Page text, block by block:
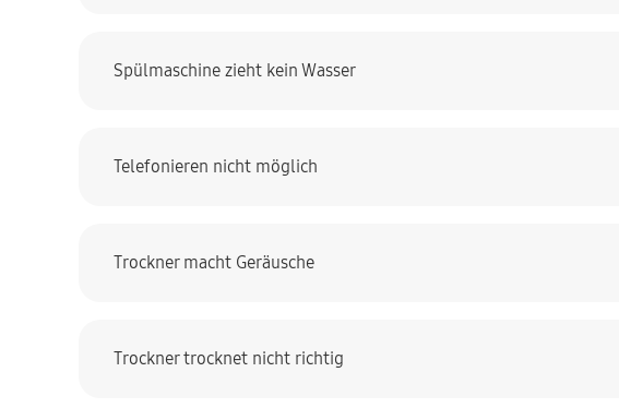
Spülmaschine zieht kein Wasser
Telefonieren nicht möglich
Trockner macht Geräusche
Trockner trocknet nicht richtig